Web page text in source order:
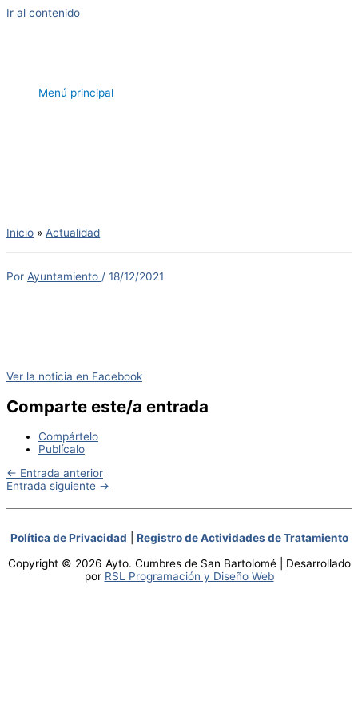
Ir al contenido
Menú principal
Inicio Actualidad
Por Ayuntamiento / 18/12/2021
Ver la noticia en Facebook
Comparte este/a entrada
Compártelo
Publícalo
← Entrada anterior
Entrada siguiente →
Política de Privacidad
Registro de Actividades de Tratamiento
Copyright © 2026 Ayto. Cumbres de San Bartolomé | Desarrollado
por RSL Programación y Diseño Web